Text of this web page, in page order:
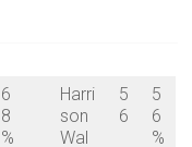
6
8
%
Harri
son
Wal
5
6
5
6
%